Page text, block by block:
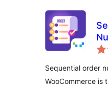
Sequential order
WooCommerce is